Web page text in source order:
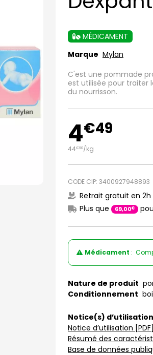
MÉDICAMENT
Marque Mylan
C'est une pommade
est utilisée pour traiter
du nourrisson.
4€49
44€90/kg
CODE CIP: 3400927948893
Retrait gratuit en
Plus que
69,00€
Médicament :
Nature de produit
Conditionnement
Notice(s) d’utilisation
Notice d’utilisation [PDF]
Résumé des
Base de données